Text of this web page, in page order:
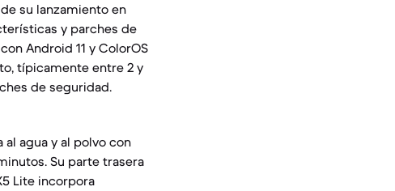
su lanzamiento en
y parches de
Android 11 y ColorOS
típicamente entre 2 y
de seguridad.
agua y al polvo con
Su parte trasera
Lite incorpora